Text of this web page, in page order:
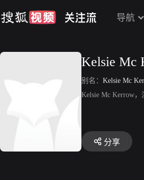
导航
Kelsie Mc
别名： Kelsie Mc
Kelsie Mc Kerrow
分享